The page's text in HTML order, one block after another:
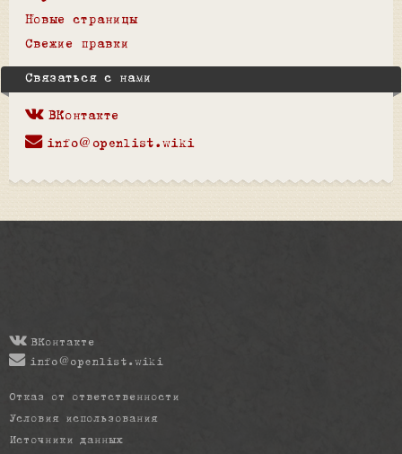
Новые страницы
Свежие правки
Связаться с нами
ВКонтакте
info@openlist.wiki
ВКонтакте
info@openlist.wiki
Отказ от ответственности
Условия использования
Источники данных